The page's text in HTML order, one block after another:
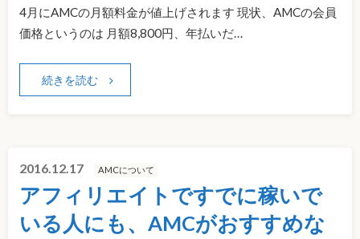
4月にAMCの月額料金が値上げされます 現状、AMCの会員
価格というのは 月額8,800円、年払いだ…
続きを読む
2016.12.17 AMCについて
アフィリエイトですでに稼いで
いる人にも、AMCがおすすめな